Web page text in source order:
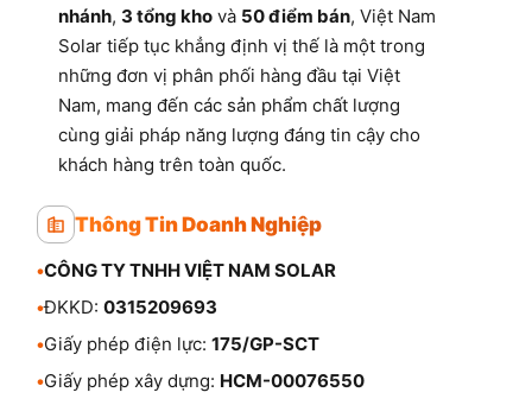
nhánh, 3 tổng kho và 50 điểm bán, Việt Nam
Solar tiếp tục khẳng định vị thế là một trong
những đơn vị phân phối hàng đầu tại Việt
Nam, mang đến các sản phẩm chất lượng
cùng giải pháp năng lượng đáng tin cậy cho
khách hàng trên toàn quốc.
Thông Tin Doanh Nghiệp
•CÔNG TY TNHH VIỆT NAM SOLAR
•ĐKKD: 0315209693
•Giấy phép điện lực: 175/GP-SCT
•Giấy phép xây dựng: HCM-00076550